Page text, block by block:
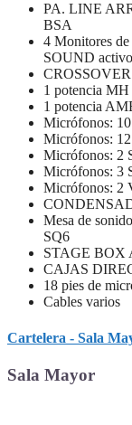
PA. LINE
BSA
4 Monitores
SOUND
1 potencia
1 potencia
Micrófonos:
Micrófonos:
Micrófonos: 2
Micrófonos: 3
Micrófonos: 2
Mesa de
SQ6
STAGE BOX
CAJAS
18 pies de
Cables varios
Cartelera - Sala
Sala Mayor